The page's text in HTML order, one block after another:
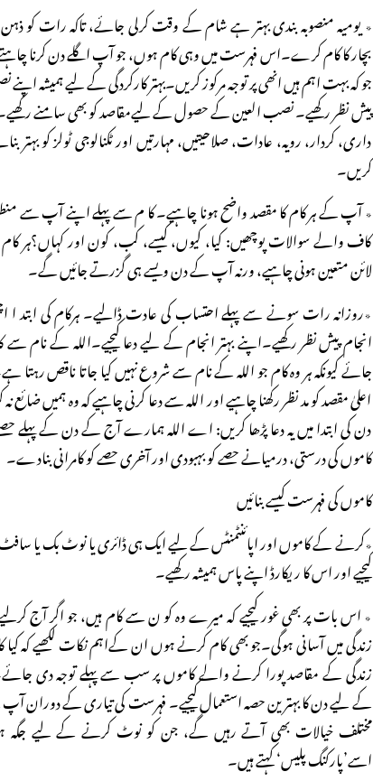
٭ یومیہ منصوبہ بندی بہتر ہے شام کے وقت کرلی جائے، تاکہ رات کو
بچار کا کام کرے۔اس فہرست میں وہی کام ہوں، جو آپ اگلے دن کرنا
جو کہ بہت اہم ہیں انھی پر توجہ مرکوز کریں۔بہتر کارکردگی کے لیے ہمیشہ
پیش نظر رکھیے۔ نصب العین کے حصول کے لیےمقاصد کو بھی سامنے
داری، کردار، رویہ، عادات، صلاحیتیں، مہارتیں اور ٹکنالوجی ٹولز کو بہتر
کریں۔
٭ آپ کے ہر کام کا مقصد واضح ہونا چاہیے۔ کا م سے پہلے اپنے آپ سے
کاف والے سوالات پوچھیں: کیا، کیوں، کیسے، کب، کون اور کہاں؟ہر
لائن متعین ہونی چاہیے، ورنہ آپ کے دن ویسے ہی گزرتے جائیں گے۔
٭روزانہ رات سونے سے پہلے احتساب کی عادت ڈالیے۔ ہرکام کی ابتد ا
انجام پیش نظر رکھیے۔اپنے بہتر انجام کے لیے دعا کیجیے۔اللہ کے نام سے
جائے کیونکہ ہر وہ کام جو اللہ کے نام سے شروع نہیں کیا جاتا ناقص رہتا
اعلیٰ مقصد کو مد نظر رکھنا چاہیے اور اللہ سے دعا کرنی چاہیے کہ وہ ہمیں
دن کی ابتدا میں یہ دعا پڑھا کریں: اے اللہ ہمارے آج کے دن کے پہلے
کاموں کی درستی، درمیانے حصے کو بہبودی اور آخری حصے کو کامرانی بنادے۔
کاموں کی فہرست کیسے بنائیں
٭کرنے کے کاموں اور اپائنٹمنٹس کے لیے ایک ہی ڈائری یا نوٹ بک یا
کیجیے اور اس کا ریکارڈ اپنے پاس ہمیشہ رکھیے۔
٭ اس بات پر بھی غور کیجیے کہ میرے وہ کو ن سے کام ہیں، جو اگر آج
زندگی میں آسانی ہوگی۔جو بھی کام کرنے ہوں ان کےاہم نکات لکھیے کہ کیا
زندگی کے مقاصد پورا کرنے والے کاموں پر سب سے پہلے توجہ دی
کے لیے دن کا بہترین حصہ استعمال کیجیے۔ فہرست کی تیاری کے دوران
مختلف خیالات بھی آتے رہیں گے، جن کو نوٹ کرنے کے لیے جگہ
اسے’پارکنگ پلیس‘ کہتے ہیں۔